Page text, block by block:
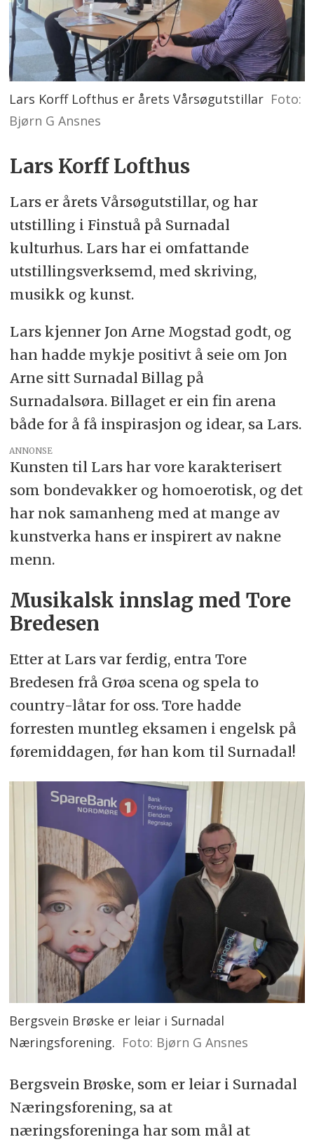
Lars Korff Lofthus er årets Vårsøgutstillar Foto:
Bjørn G Ansnes
Lars Korff Lofthus
Lars er årets Vårsøgutstillar, og har
utstilling i Finstuå på Surnadal
kulturhus. Lars har ei omfattande
utstillingsverksemd, med skriving,
musikk og kunst.
Lars kjenner Jon Arne Mogstad godt, og
han hadde mykje positivt å seie om Jon
Arne sitt Surnadal Billag på
Surnadalsøra. Billaget er ein fin arena
både for å få inspirasjon og idear, sa Lars.
ANNONSE
Kunsten til Lars har vore karakterisert
som bondevakker og homoerotisk, og det
har nok samanheng med at mange av
kunstverka hans er inspirert av nakne
menn.
Musikalsk innslag med Tore
Bredesen
Etter at Lars var ferdig, entra Tore
Bredesen frå Grøa scena og spela to
country-låtar for oss. Tore hadde
forresten muntleg eksamen i engelsk på
føremiddagen, før han kom til Surnadal!
Bergsvein Brøske er leiar i Surnadal
Næringsforening. Foto: Bjørn G Ansnes
Bergsvein Brøske, som er leiar i Surnadal
Næringsforening, sa at
næringsforeninga har som mål at